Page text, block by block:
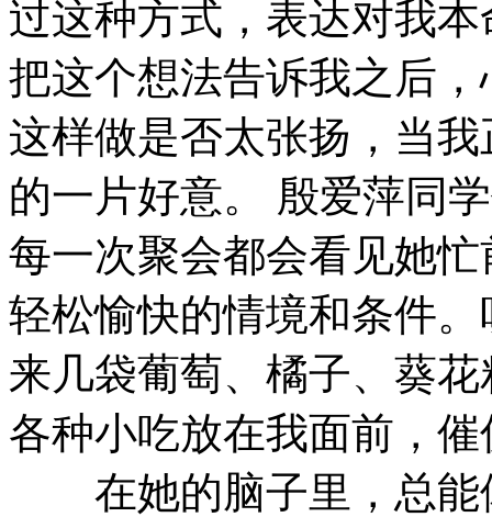
过这种方式，表达对我
把这个想法告诉我之后
这样做是否太张扬，当
的一片好意。 殷爱萍同
每一次聚会都会看见她
轻松愉快的情境和条件
来几袋葡萄、橘子、葵
各种小吃放在我面前，
在她的脑子里，总能